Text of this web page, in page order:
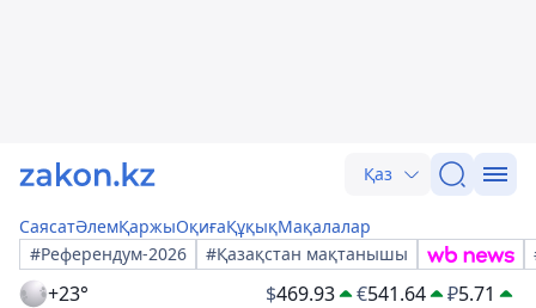
Қаз
СаясатӘлемҚаржыОқиғаҚұқықМақалалар
#Референдум-2026
#Қазақстан мақтанышы
+23° $469.93 €541.64 ₽5.71